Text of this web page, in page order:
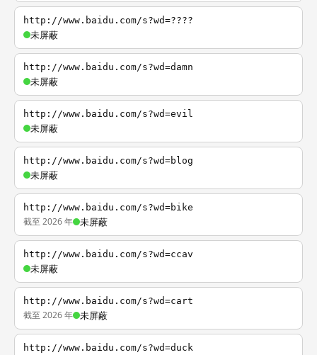
http://www.baidu.com/s?wd=????
未屏蔽
http://www.baidu.com/s?wd=damn
未屏蔽
http://www.baidu.com/s?wd=evil
未屏蔽
http://www.baidu.com/s?wd=blog
未屏蔽
http://www.baidu.com/s?wd=bike
截至 2026 年 未屏蔽
http://www.baidu.com/s?wd=ccav
未屏蔽
http://www.baidu.com/s?wd=cart
截至 2026 年 未屏蔽
http://www.baidu.com/s?wd=duck